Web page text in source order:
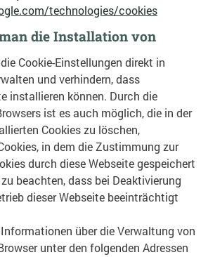
technologies/cookies
die Installation von
Cookie-Einstellungen direkt in
und verhindern, dass
installieren können. Durch die
ist es auch möglich, die in der
Cookies zu löschen,
in dem die Zustimmung zur
durch diese Webseite gespeichert
beachten, dass bei Deaktivierung
dieser Webseite beeinträchtigt
über die Verwaltung von
unter den folgenden Adressen